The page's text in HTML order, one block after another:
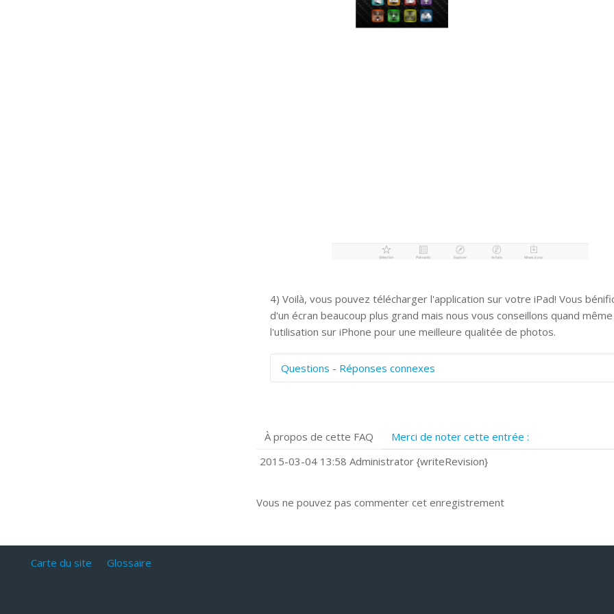
4) Voilà, vous pouvez télécharger l'application sur votre iPad! Vous
d'un écran beaucoup plus grand mais nous vous conseillons quand même
l'utilisation sur iPhone pour une meilleure qualitée de photos.
Questions - Réponses connexes
Quels navigateurs web sont supportés ?
Comment installer Google Chrome ?
À propos de cette FAQ
Merci de noter cette entrée :
2015-03-04 13:58 Administrator {writeRevision}
Vous ne pouvez pas commenter cet enregistrement
Carte du site Glossaire